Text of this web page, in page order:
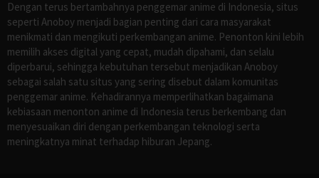
Dengan terus bertambahnya penggemar anime di Indonesia, situs
seperti Anoboy menjadi bagian penting dari cara masyarakat
menikmati dan mengikuti perkembangan anime. Penonton kini lebih
memilih akses digital yang cepat, mudah dipahami, dan selalu
diperbarui, sehingga kebutuhan tersebut menjadikan Anoboy
sebagai salah satu situs yang sering disebut dalam komunitas
penggemar anime. Kehadirannya memperlihatkan bagaimana
kebiasaan menonton anime di Indonesia terus berkembang dan
menyesuaikan diri dengan perkembangan teknologi serta
meningkatnya minat terhadap hiburan Jepang.